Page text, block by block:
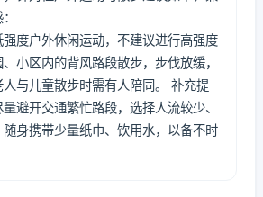
度户外休闲运动，不建议进行高强度
小区内的背风路段散步，步伐放缓，
与儿童散步时需有人陪同。 补充提
避开交通繁忙路段，选择人流较少、
身携带少量纸巾、饮用水，以备不时